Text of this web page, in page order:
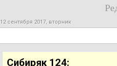
12 сентября 2017, вторник
Сибиряк 124: